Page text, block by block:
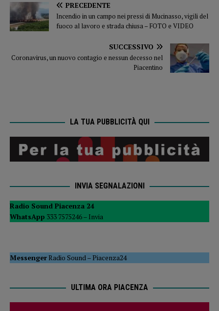
PRECEDENTE
Incendio in un campo nei pressi di Mucinasso, vigili del
fuoco al lavoro e strada chiusa – FOTO e VIDEO
SUCCESSIVO
Coronavirus, un nuovo contagio e nessun decesso nel
Piacentino
LA TUA PUBBLICITÀ QUI
INVIA SEGNALAZIONI
Radio Sound Piacenza 24
WhatsApp 333 7575246 – Invia
MessengerRadio Sound –Piacenza24
ULTIMA ORA PIACENZA